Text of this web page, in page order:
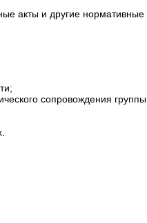
акты и другие нормативные
сопровождения группы